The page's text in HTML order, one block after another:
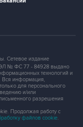
Сетевое издание
ЭЛ № ФС 77 - 84928 выдано
технологий и
Вся информация,
для персонального
и/или
разрешения
Продолжая работу с
файлов cookie.